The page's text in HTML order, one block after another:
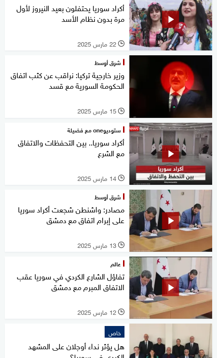
أكراد سوريا يحتفلون بعيد النيروز لأول
مرة بدون نظام الأسد
l 22 مارس 2025
شرق أوسط
وزير خارجية تركيا: نراقب عن كثب اتفاق
الحكومة السورية مع قسد
l 15 مارس 2025
ستوديوone مع فضيلة
أكراد سوريا.. بين التحفظات والاتفاق
مع الشرع
l 14 مارس 2025
شرق أوسط
مصادر: واشنطن شجعت أكراد سوريا
على إبرام اتفاق مع دمشق
l 13 مارس 2025
عالم
تفاؤل الشارع الكردي في سوريا عقب
الاتفاق المبرم مع دمشق
l 12 مارس 2025
خاص
هل يؤثر نداء أوجلان على المشهد